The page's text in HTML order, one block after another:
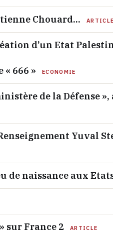
Chouard… ARTICLE
d’un Etat
666 » ECONOMIE
de la Défense
Yuval
de naissance aux
sur France 2 ARTICLE